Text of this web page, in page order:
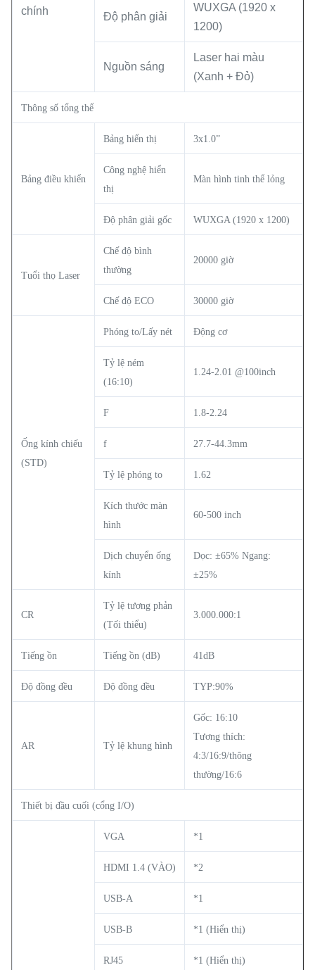
chính Độ phân giải
WUXGA (1920 x
1200)
Nguồn sáng
Laser hai màu
(Xanh + Đỏ)
Thông số tổng thể
Bảng điều khiển
Bảng hiển thị 3x1.0”
Công nghệ hiển
thị
Màn hình tinh thể lỏng
Độ phân giải gốc WUXGA (1920 x 1200)
Tuổi thọ Laser
Chế độ bình
thường
20000 giờ
Chế độ ECO 30000 giờ
Ống kính chiếu
(STD)
Phóng to/Lấy nét Động cơ
Tỷ lệ ném
(16:10)
1.24-2.01 @100inch
F 1.8-2.24
f 27.7-44.3mm
Tỷ lệ phóng to 1.62
Kích thước màn
hình
60-500 inch
Dịch chuyển ống
kính
Dọc: ±65% Ngang:
±25%
CR
Tỷ lệ tương phản
(Tối thiểu)
3.000.000:1
Tiếng ồn Tiếng ồn (dB) 41dB
Độ đồng đều Độ đồng đều TYP:90%
AR Tỷ lệ khung hình
Gốc: 16:10
Tương thích:
4:3/16:9/thông
thường/16:6
Thiết bị đầu cuối (cổng I/O)
VGA *1
HDMI 1.4 (VÀO) *2
USB-A *1
USB-B *1 (Hiển thị)
RJ45 *1 (Hiển thị)